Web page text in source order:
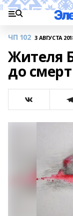
ЧП 102 3 АВГУСТА
Жителя
до